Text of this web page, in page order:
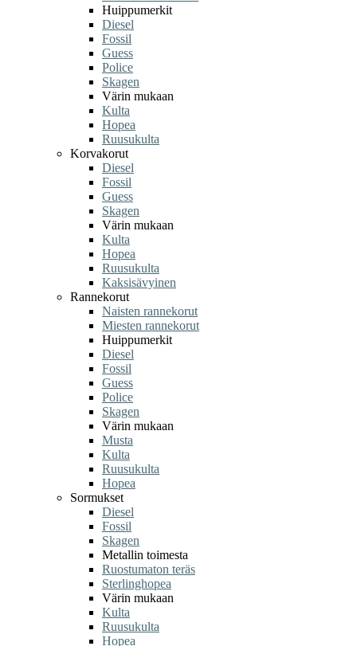
Huippumerkit
Diesel
Fossil
Guess
Police
Skagen
Värin mukaan
Kulta
Hopea
Ruusukulta
Korvakorut
Diesel
Fossil
Guess
Skagen
Värin mukaan
Kulta
Hopea
Ruusukulta
Kaksisävyinen
Rannekorut
Naisten rannekorut
Miesten rannekorut
Huippumerkit
Diesel
Fossil
Guess
Police
Skagen
Värin mukaan
Musta
Kulta
Ruusukulta
Hopea
Sormukset
Diesel
Fossil
Skagen
Metallin toimesta
Ruostumaton teräs
Sterlinghopea
Värin mukaan
Kulta
Ruusukulta
Hopea